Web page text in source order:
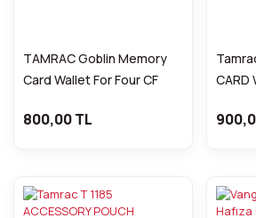
TAMRAC Goblin Memory
Card Wallet For Four CF
800,00 TL
CARD